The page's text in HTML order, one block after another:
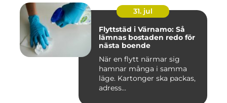
31. jul
Flyttstäd i Värnamo: Så
lämnas bostaden redo för
nästa boende
När en flytt närmar sig
hamnar många i samma
läge. Kartonger ska packas,
adress...